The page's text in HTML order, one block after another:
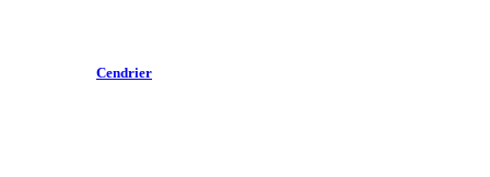
Cendrier